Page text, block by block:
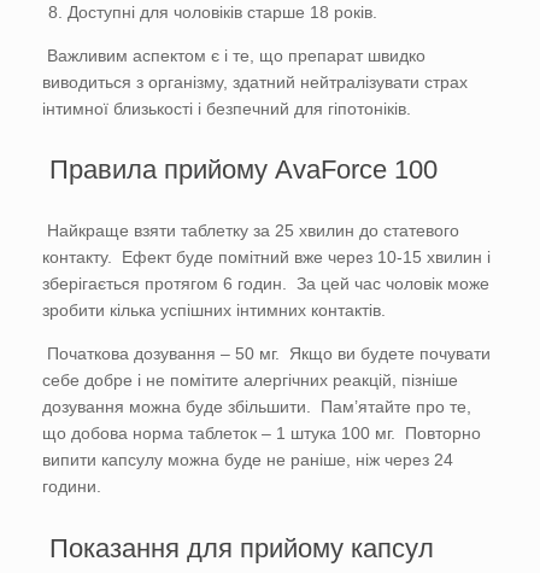
Доступні для чоловіків старше 18 років.
Важливим аспектом є і те, що препарат швидко
виводиться з організму, здатний нейтралізувати страх
інтимної близькості і безпечний для гіпотоніків.
Правила прийому AvaForce 100
Найкраще взяти таблетку за 25 хвилин до статевого
контакту. Ефект буде помітний вже через 10-15 хвилин і
зберігається протягом 6 годин. За цей час чоловік може
зробити кілька успішних інтимних контактів.
Початкова дозування – 50 мг. Якщо ви будете почувати
себе добре і не помітите алергічних реакцій, пізніше
дозування можна буде збільшити. Пам’ятайте про те,
що добова норма таблеток – 1 штука 100 мг. Повторно
випити капсулу можна буде не раніше, ніж через 24
години.
Показання для прийому капсул